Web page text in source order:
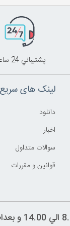
پشتيباني 24 ساعته
لینک های
دانلود
اخبار
سوالات متداول
قوانين و مقررات